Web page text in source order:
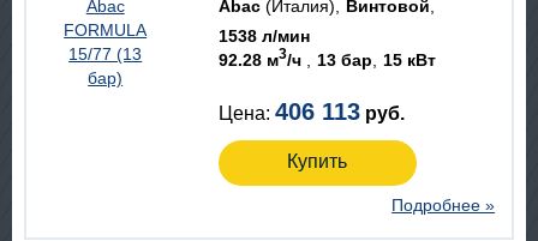
Abac(Италия)
Винтовой
1538 л/мин
92.28 м3/ч 13 бар 15 кВт
Цена: 406 113 руб.
Купить
Подробнее »